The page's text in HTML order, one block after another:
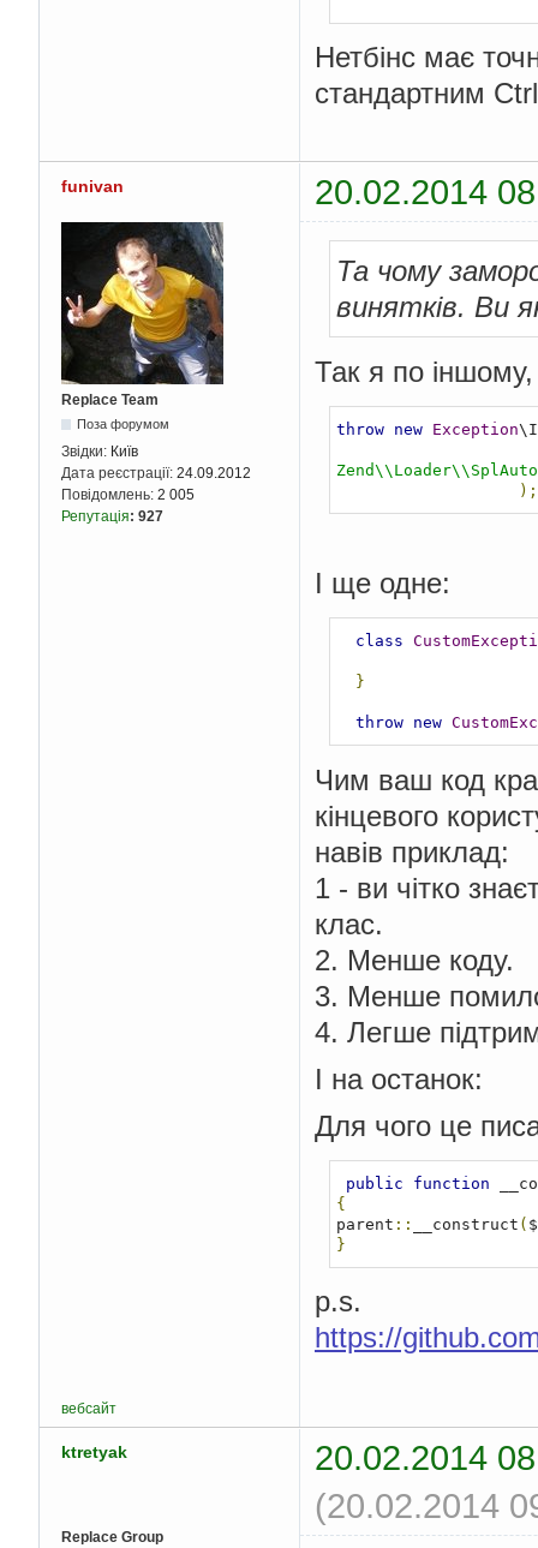
Нетбінс має
стандартним
funivan 20.02.2014
Replace Team
Поза форумом
Звідки: Київ
Дата реєстрації: 24.09.2012
Повідомлень: 2 005
Репутація: 927
Та чому
винятків. Ви
Так я по
throw new Exception
);
І ще одне:
class
}
throw new
Чим ваш код
кінцевого
навів приклад:
1 - ви чітко
клас.
2. Менше коду.
3. Менше
4. Легше
І на останок:
Для чого це
public function
{
parent :: __construct (
}
p.s.
https://
вебсайт
ktretyak
20.02.2014
(20.02.2014
Replace Group